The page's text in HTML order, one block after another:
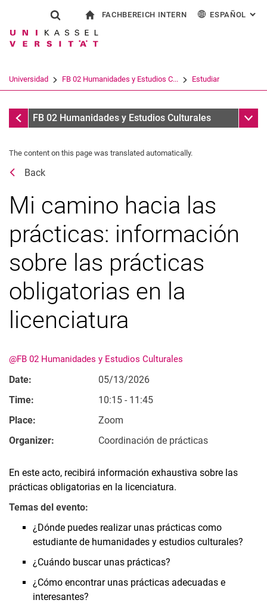
Jump directly to: content
Jump directly to: search
Jump directly to: main
Show search form
Search term
Search (opens an external link in a
FACHBEREICH INTERN ESPAÑOL :
Universidad FB 02 Humanidades y Estudios C... Estudiar
Coordinación de prácticas
FB 02 Humanidades y Estudios Culturales Sub
En la universidad
Fin del programa de estudios
Ordenados por temas
The content on this page was translated automatically.
Back
Mi camino hacia las
prácticas: información
sobre las prácticas
obligatorias en la
licenciatura
@FB 02 Humanidades y Estudios Culturales
Date:
05/13/2026
Time:
10:15 - 11:45
Place:
Zoom
Organizer:
Coordinación de prácticas
En este acto, recibirá información exhaustiva sobre las
prácticas obligatorias en la licenciatura.
Temas del evento:
¿Dónde puedes realizar unas prácticas como
estudiante de humanidades y estudios culturales?
¿Cuándo buscar unas prácticas?
¿Cómo encontrar unas prácticas adecuadas e
interesantes?